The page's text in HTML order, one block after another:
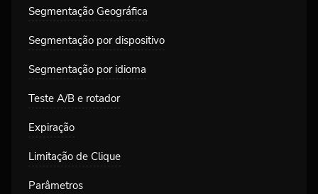
Segmentação Geográfica
Segmentação por dispositivo
Segmentação por idioma
Teste A/B e rotador
Expiração
Limitação de Clique
Parâmetros